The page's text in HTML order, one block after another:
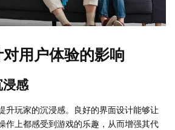
用户体验的影响
感
升玩家的沉浸感。良好的界面设计能够让
作上都感受到游戏的乐趣，从而增强其代